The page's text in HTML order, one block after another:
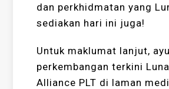
dan perkhidmatan yang
sediakan hari ini juga!
Untuk maklumat lanjut,
perkembangan terkini
Alliance PLT di laman